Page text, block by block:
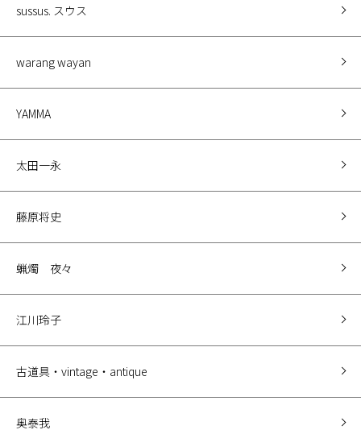
sussus. スウス
warang wayan
YAMMA
太田一永
藤原将史
蝋燭 夜々
江川玲子
古道具・vintage・antique
奥泰我